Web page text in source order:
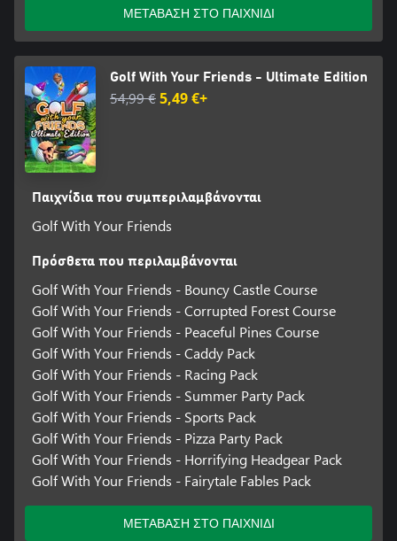
ΜΕΤΑΒΑΣΗ ΣΤΟ ΠΑΙΧΝΙΔΙ
Golf With Your Friends - Ultimate Edition
54,99 €5,49 €+
Παιχνίδια που συμπεριλαμβάνονται
Golf With Your Friends
Πρόσθετα που περιλαμβάνονται
Golf With Your Friends - Bouncy Castle Course
Golf With Your Friends - Corrupted Forest Course
Golf With Your Friends - Peaceful Pines Course
Golf With Your Friends - Caddy Pack
Golf With Your Friends - Racing Pack
Golf With Your Friends - Summer Party Pack
Golf With Your Friends - Sports Pack
Golf With Your Friends - Pizza Party Pack
Golf With Your Friends - Horrifying Headgear Pack
Golf With Your Friends - Fairytale Fables Pack
ΜΕΤΑΒΑΣΗ ΣΤΟ ΠΑΙΧΝΙΔΙ